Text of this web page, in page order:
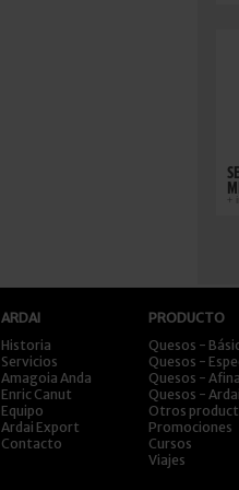
+
ARDAI
Historia
Servicios
Amagoia Anda
Enric Canut
Equipo
Ardai Export
Contacto
PRODUCTO
Quesos -
Quesos -
Quesos -
Quesos -
Otros
Promociones
Cursos
Viajes